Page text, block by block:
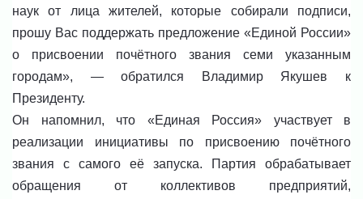
наук от лица жителей, которые собирали подписи,
прошу Вас поддержать предложение «Единой России»
о присвоении почётного звания семи указанным
городам», — обратился Владимир Якушев к
Президенту.
Он напомнил, что «Единая Россия» участвует в
реализации инициативы по присвоению почётного
звания с самого её запуска. Партия обрабатывает
обращения от коллективов предприятий,